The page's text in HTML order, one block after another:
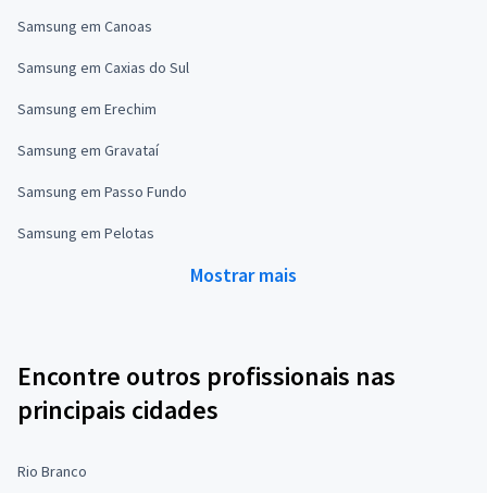
Samsung em Canoas
Samsung em Caxias do Sul
Samsung em Erechim
Samsung em Gravataí
Samsung em Passo Fundo
Samsung em Pelotas
Mostrar mais
Encontre outros profissionais nas
principais cidades
Rio Branco